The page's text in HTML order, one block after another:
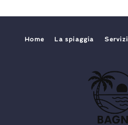
Home La spiaggia Servizi